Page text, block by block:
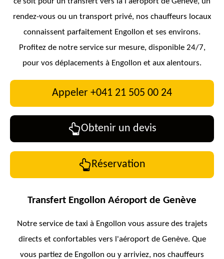
rendez-vous ou un transport privé, nos chauffeurs locaux
connaissent parfaitement Engollon et ses environs.
Profitez de notre service sur mesure, disponible 24/7,
pour vos déplacements à Engollon et aux alentours.
Appeler +041 21 505 00 24
Obtenir un devis
Réservation
Transfert Engollon Aéroport de Genève
Notre service de taxi à Engollon vous assure des trajets
directs et confortables vers l'aéroport de Genève. Que
vous partiez de Engollon ou y arriviez, nos chauffeurs